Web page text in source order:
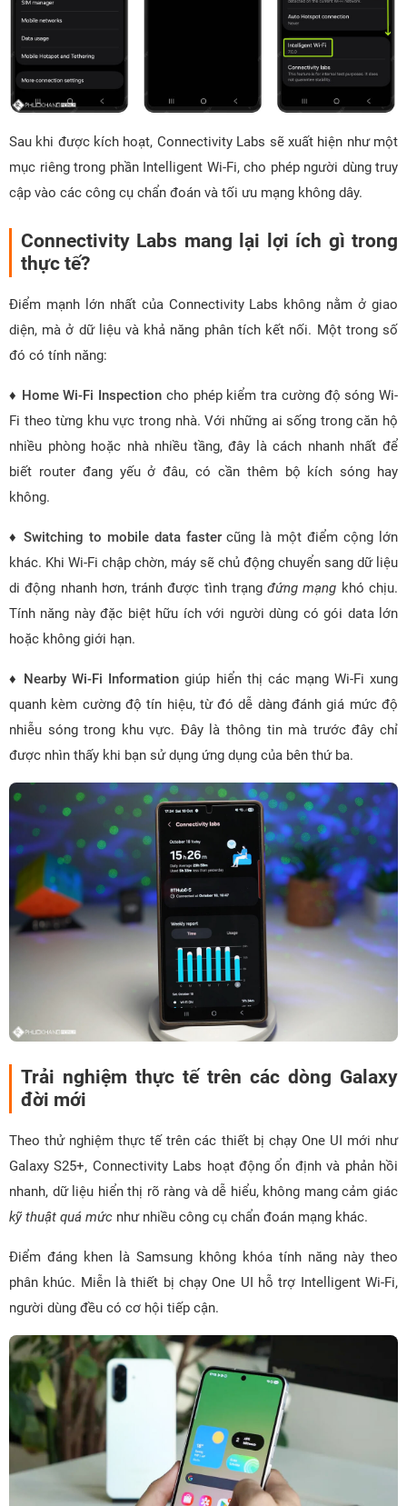
Sau khi được kích hoạt, Connectivity Labs sẽ xuất hiện như một
mục riêng trong phần Intelligent Wi-Fi, cho phép người dùng truy
cập vào các công cụ chẩn đoán và tối ưu mạng không dây.
Connectivity Labs mang lại lợi ích gì trong
thực tế?
Điểm mạnh lớn nhất của Connectivity Labs không nằm ở giao
diện, mà ở dữ liệu và khả năng phân tích kết nối. Một trong số
đó có tính năng:
♦ Home Wi-Fi Inspection cho phép kiểm tra cường độ sóng Wi-
Fi theo từng khu vực trong nhà. Với những ai sống trong căn hộ
nhiều phòng hoặc nhà nhiều tầng, đây là cách nhanh nhất để
biết router đang yếu ở đâu, có cần thêm bộ kích sóng hay
không.
♦ Switching to mobile data fastercũng là một điểm cộng lớn
khác. Khi Wi-Fi chập chờn, máy sẽ chủ động chuyển sang dữ liệu
di động nhanh hơn, tránh được tình trạngđứng mạng khó chịu.
Tính năng này đặc biệt hữu ích với người dùng có gói data lớn
hoặc không giới hạn.
♦ Nearby Wi-Fi Information giúp hiển thị các mạng Wi-Fi xung
quanh kèm cường độ tín hiệu, từ đó dễ dàng đánh giá mức độ
nhiễu sóng trong khu vực. Đây là thông tin mà trước đây chỉ
được nhìn thấy khi bạn sử dụng ứng dụng của bên thứ ba.
Trải nghiệm thực tế trên các dòng Galaxy
đời mới
Theo thử nghiệm thực tế trên các thiết bị chạy One UI mới như
Galaxy S25+, Connectivity Labs hoạt động ổn định và phản hồi
nhanh, dữ liệu hiển thị rõ ràng và dễ hiểu, không mang cảm giác
kỹ thuật quá mức như nhiều công cụ chẩn đoán mạng khác.
Điểm đáng khen là Samsung không khóa tính năng này theo
phân khúc. Miễn là thiết bị chạy One UI hỗ trợ Intelligent Wi-Fi,
người dùng đều có cơ hội tiếp cận.